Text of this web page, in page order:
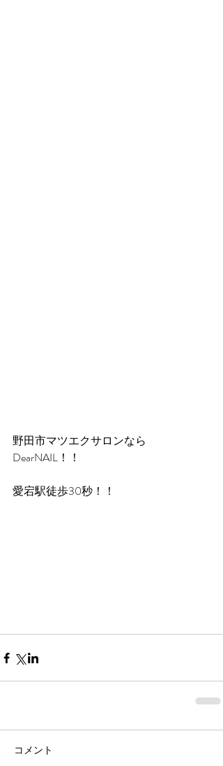
野田市マツエクサロンなら
DearNAIL！！
愛宕駅徒歩30秒！！
コメント